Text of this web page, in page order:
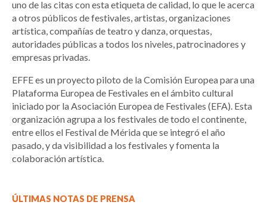
uno de las citas con esta etiqueta de calidad, lo que le acerca
a otros públicos de festivales, artistas, organizaciones
artística, compañías de teatro y danza, orquestas,
autoridades públicas a todos los niveles, patrocinadores y
empresas privadas.
EFFE es un proyecto piloto de la Comisión Europea para una
Plataforma Europea de Festivales en el ámbito cultural
iniciado por la Asociación Europea de Festivales (EFA). Esta
organización agrupa a los festivales de todo el continente,
entre ellos el Festival de Mérida que se integró el año
pasado, y da visibilidad a los festivales y fomenta la
colaboración artística.
ÚLTIMAS NOTAS DE PRENSA